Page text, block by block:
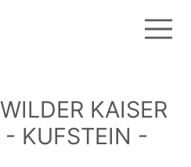
KAISER
KUFSTEIN -